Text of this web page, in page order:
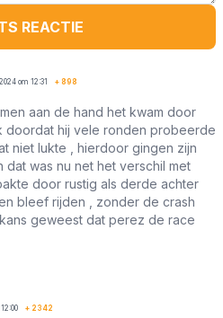
REACTIE
om 12:31 + 898
aan de hand het kwam door
doordat hij vele ronden probeerde
niet lukte , hierdoor gingen zijn
was nu net het verschil met
door rustig als derde achter
bleef rijden , zonder de crash
geweest dat perez de race
+ 2342